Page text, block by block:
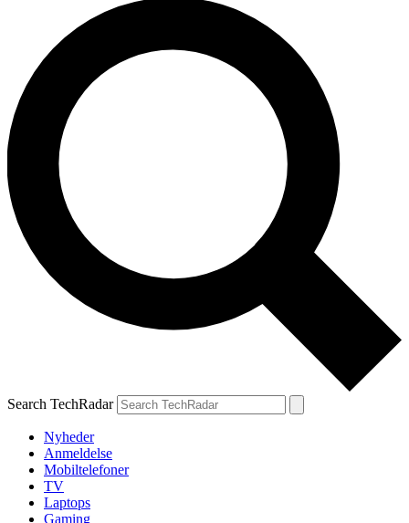
Search TechRadar
Nyheder
Anmeldelse
Mobiltelefoner
TV
Laptops
Gaming